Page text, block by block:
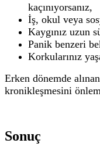
kaçınıyorsanız,
İş, okul veya
Kaygınız uzun
Panik benzeri
Korkularınız
Erken dönemde
kronikleşmesini
Sonuç